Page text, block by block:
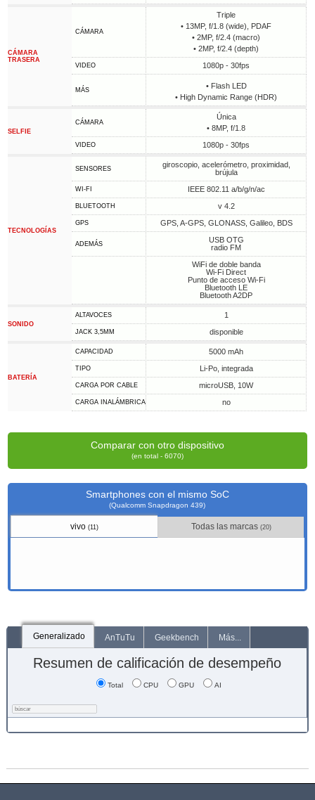
CÁMARA
TRASERA
CÁMARA
Triple
• 13MP, f/1.8 (wide), PDAF
• 2MP, f/2.4 (macro)
• 2MP, f/2.4 (depth)
VIDEO 1080p - 30fps
MÁS
• Flash LED
• High Dynamic Range (HDR)
SELFIE
CÁMARA
Única
• 8MP, f/1.8
VIDEO 1080p - 30fps
TECNOLOGÍAS
SENSORES
giroscopio, acelerómetro, proximidad,
brújula
WI-FI IEEE 802.11 a/b/g/n/ac
BLUETOOTH v 4.2
GPS GPS, A-GPS, GLONASS, Galileo, BDS
ADEMÁS
USB OTG
radio FM
WiFi de doble banda
Wi-Fi Direct
Punto de acceso Wi-Fi
Bluetooth LE
Bluetooth A2DP
SONIDO
ALTAVOCES 1
JACK 3,5MM disponible
BATERÍA
CAPACIDAD 5000 mAh
TIPO Li-Po, integrada
CARGA POR CABLE microUSB, 10W
CARGA INALÁMBRICA no
Comparar con otro dispositivo
(en total - 6070)
Smartphones con el mismo SoC
(Qualcomm Snapdragon 439)
vivo(11) Todas las marcas (20)
Generalizado AnTuTu Geekbench Más...
Resumen de calificación de desempeño
Total CPU GPU AI